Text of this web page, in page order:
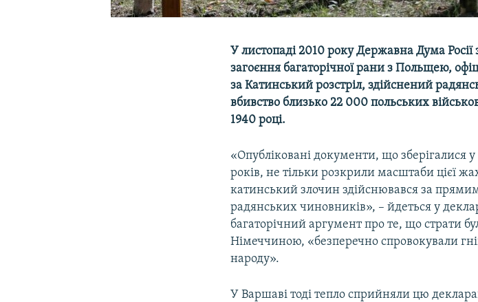
У листопаді 2010 року Державна Дума
загоєння багаторічної рани з Польщею,
за Катинський розстріл, здійснений
вбивство близько 22 000 польських
1940 році.
«Опубліковані документи, що зберігалися
років, не тільки розкрили масштаби цієї
катинський злочин здійснювався за
радянських чиновників», – йдеться у
багаторічний аргумент про те, що страти
Німеччиною, «безперечно спровокували
народу».
У Варшаві тоді тепло сприйняли цю